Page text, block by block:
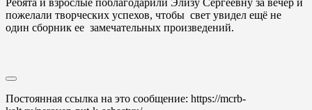
Ребята и взрослые поблагодарили Элизу Сергеевну за вечер и
пожелали творческих успехов, чтобы свет увидел ещё не
один сборник ее замечательных произведений.
Постоянная ссылка на это сообщение: https://mcrb-